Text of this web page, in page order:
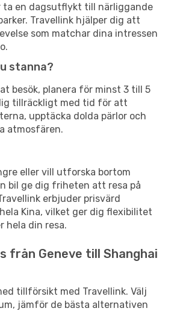
ta en dagsutflykt till närliggande
Travellink hjälper dig att
som matchar dina intressen
stanna?
besök, planera för minst 3 till 5
tillräckligt med tid för att
upptäcka dolda pärlor och
atmosfären.
eller vill utforska bortom
bil ge dig friheten att resa på
erbjuder prisvärd
Kina, vilket ger dig flexibilitet
hela din resa.
från Geneve till Shanghai
tillförsikt med Travellink. Välj
jämför de bästa alternativen